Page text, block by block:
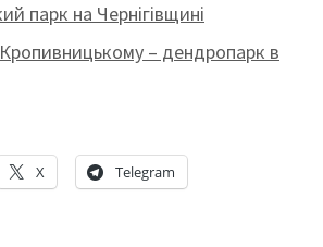
парк на Чернігівщині
– дендропарк в
X Telegram